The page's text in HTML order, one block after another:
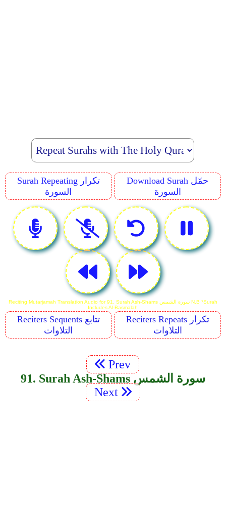
Surah Repeating تكرار
السورة
Download Surah حمّل
السورة
Reciting Mutarjamah Translation Audio for 91. Surah Ash-Shams سورة الشمس N.B *Surah
Includes Al-Basmalah
Reciters Sequents تتابع
التلاوات
Reciters Repeats تكرار
التلاوات
Prev
91. Surah Ash-Shams سورة الشمس
Next